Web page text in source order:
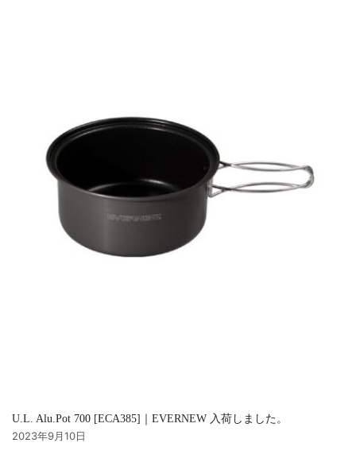
U.L. Alu.Pot 700 [ECA385]｜EVERNEW 入荷しました。
2023年9月10日